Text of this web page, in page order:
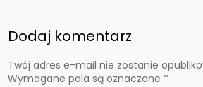
Dodaj komentarz
Twój adres e-mail nie zostanie
Wymagane pola są oznaczone *